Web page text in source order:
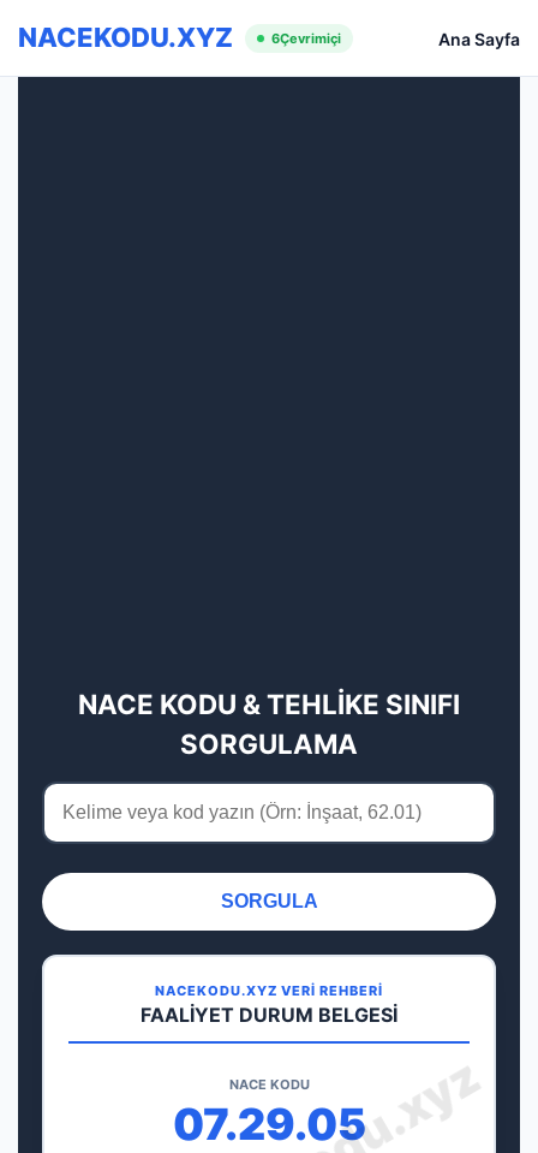
NACEKODU.XYZ 6Çevrimiçi Ana Sayfa
NACE KODU & TEHLİKE SINIFI
SORGULAMA
SORGULA
NACEKODU.XYZ VERİ REHBERİ
FAALİYET DURUM BELGESİ
NACE KODU
07.29.05